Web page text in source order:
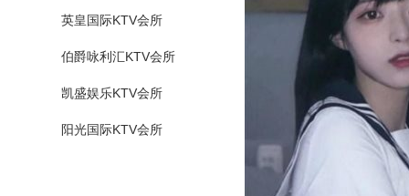
英皇国际KTV会所
伯爵咏利汇KTV会所
凯盛娱乐KTV会所
阳光国际KTV会所